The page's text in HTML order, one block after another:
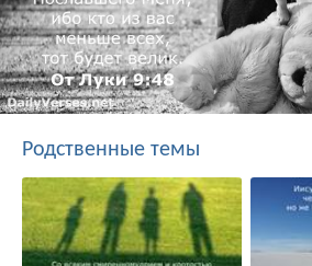
Родственные темы